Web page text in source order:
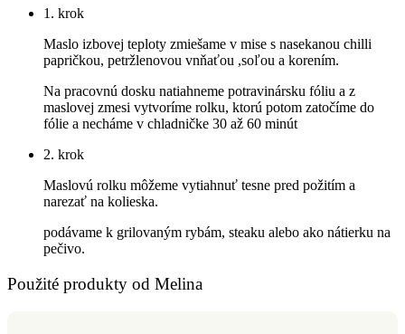
1. krok
Maslo izbovej teploty zmiešame v mise s nasekanou chilli
papričkou, petržlenovou vnňaťou ,soľou a korením.
Na pracovnú dosku natiahneme potravinársku fóliu a z
maslovej zmesi vytvoríme rolku, ktorú potom zatočíme do
fólie a necháme v chladničke 30 až 60 minút
2. krok
Maslovú rolku môžeme vytiahnuť tesne pred požitím a
narezať na kolieska.
podávame k grilovaným rybám, steaku alebo ako nátierku na
pečivo.
Použité produkty od Melina